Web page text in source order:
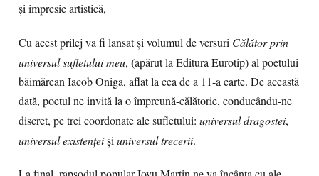
și impresie artistică,
Cu acest prilej va fi lansat și volumul de versuri Călător prin
universul sufletului meu, (apărut la Editura Eurotip) al poetului
băimărean Iacob Oniga, aflat la cea de a 11-a carte. De această
dată, poetul ne invită la o împreună-călătorie, conducându-ne
discret, pe trei coordonate ale sufletului: universul dragostei,
universul existențeișiuniversul trecerii.